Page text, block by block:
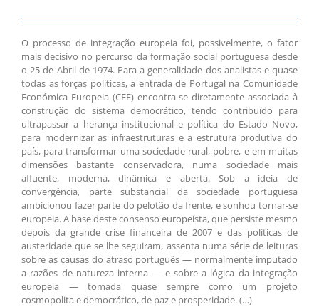
O processo de integração europeia foi, possivelmente, o fator
mais decisivo no percurso da formação social portuguesa desde
o 25 de Abril de 1974. Para a generalidade dos analistas e quase
todas as forças políticas, a entrada de Portugal na Comunidade
Económica Europeia (CEE) encontra-se diretamente associada à
construção do sistema democrático, tendo contribuído para
ultrapassar a herança institucional e política do Estado Novo,
para modernizar as infraestruturas e a estrutura produtiva do
país, para transformar uma sociedade rural, pobre, e em muitas
dimensões bastante conservadora, numa sociedade mais
afluente, moderna, dinâmica e aberta. Sob a ideia de
convergência, parte substancial da sociedade portuguesa
ambicionou fazer parte do pelotão da frente, e sonhou tornar-se
europeia. A base deste consenso europeísta, que persiste mesmo
depois da grande crise financeira de 2007 e das políticas de
austeridade que se lhe seguiram, assenta numa série de leituras
sobre as causas do atraso português — normalmente imputado
a razões de natureza interna — e sobre a lógica da integração
europeia — tomada quase sempre como um projeto
cosmopolita e democrático, de paz e prosperidade. (…)